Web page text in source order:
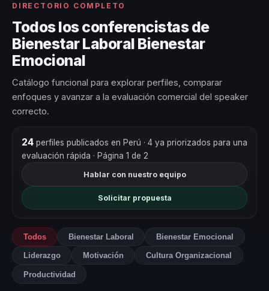
DIRECTORIO COMPLETO
Todos los conferencistas de
Bienestar Laboral Bienestar
Emocional
Catálogo funcional para explorar perfiles, comparar
enfoques y avanzar a la evaluación comercial del speaker
correcto.
24perfiles publicados en Perú · 4 ya priorizados para una
evaluación rápida · Página 1 de 2
Hablar con nuestro equipo
Solicitar propuesta
Todos Bienestar Laboral Bienestar Emocional
Liderazgo Motivación Cultura Organizacional
Productividad